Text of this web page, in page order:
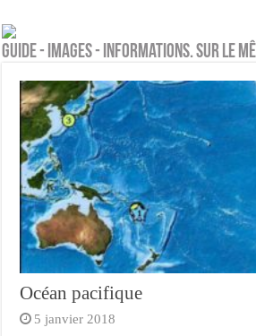
Guide - Images - Informations. Sur le
Océan pacifique
5 janvier 2018